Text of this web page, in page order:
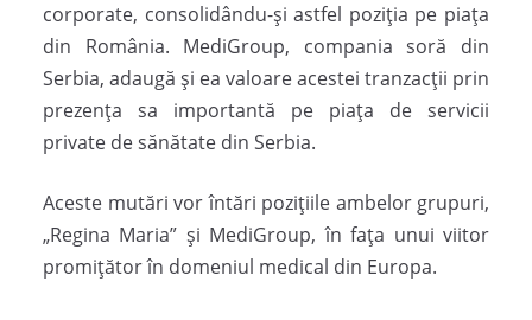
corporate, consolidându-și astfel poziția pe piața
din România. MediGroup, compania soră din
Serbia, adaugă și ea valoare acestei tranzacții prin
prezența sa importantă pe piața de servicii
private de sănătate din Serbia.
Aceste mutări vor întări pozițiile ambelor grupuri,
„Regina Maria” și MediGroup, în fața unui viitor
promițător în domeniul medical din Europa.